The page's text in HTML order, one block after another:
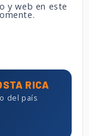
y web en este
RICA
del país